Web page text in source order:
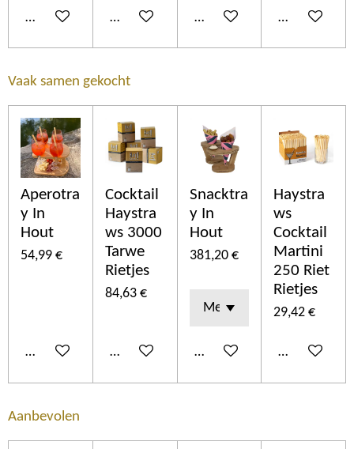
Añadir al carritoAñadir al carritoAñadir al carritoAñadir al
Vaak samen gekocht
Aperotra
y In
Hout
54,99 €
Añadir al carrito
Cocktail
Haystra
ws 3000
Tarwe
Rietjes
84,63 €
Añadir al carrito
Snacktra
y In
Hout
381,20 €
Añadir al carrito
Haystra
ws
Cocktail
Martini
250 Riet
Rietjes
29,42 €
Añadir al
Aanbevolen